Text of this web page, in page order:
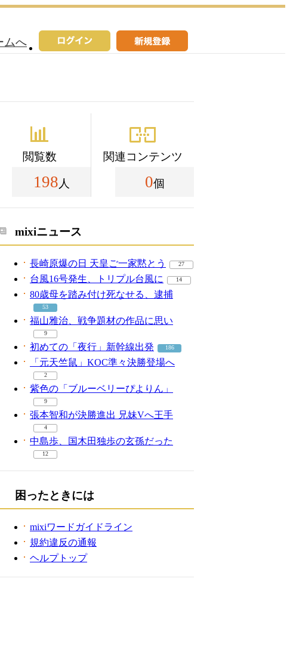
ムへ
閲覧数
198 人
関連コンテンツ
0個
mixiニュース
長崎原爆の日 天皇ご一家黙とう 27
台風16号発生、トリプル台風に 14
80歳母を踏み付け死なせる、逮捕
53
福山雅治、戦争題材の作品に思い
9
初めての「夜行」新幹線出発 186
「元天竺鼠」KOC準々決勝登場へ
2
紫色の「ブルーベリーぴよりん」
9
張本智和が決勝進出 兄妹Vへ王手
4
中島歩、国木田独歩の玄孫だった
12
困ったときには
mixiワードガイドライン
規約違反の通報
ヘルプトップ